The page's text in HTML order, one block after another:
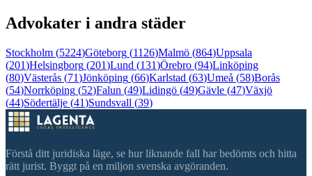
Advokater i andra städer
Stockholm (5224)Göteborg (1126)Malmö (864)Uppsala
(201)Helsingborg (201)Lund (131)Örebro (94)Linköping
(80)Västerås (71)Jönköping (66)Karlstad (63)Umeå (58)Borås
(54)Norrköping (52)Falun (49)Lidingö (49)Gävle (47)Växjö
(44)Södertälje (41)Sundsvall (39)
Förstå ditt juridiska läge, se hur liknande fall har bedömts och hitta
rätt jurist. Byggt på en miljon svenska avgöranden.